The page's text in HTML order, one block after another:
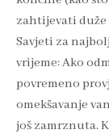
zahtijevati
Savjeti za
vrijeme: Ako
povremeno
omekšavanje
još zamrznuta.